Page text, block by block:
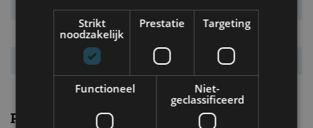
Verbr. gecomb. 2,8 l/100km
CO₂-emissie
Energielabel A
Prestaties
Strikt
noodzakelijk
Prestatie Targeting
Functioneel
Niet-
geclassificeerd